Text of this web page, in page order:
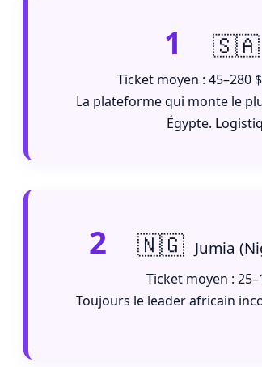
1 🇸🇦
Ticket moyen : 45–280
La plateforme qui monte le
Égypte.
2 🇳🇬 Jumia
Ticket moyen :
Toujours le leader africain